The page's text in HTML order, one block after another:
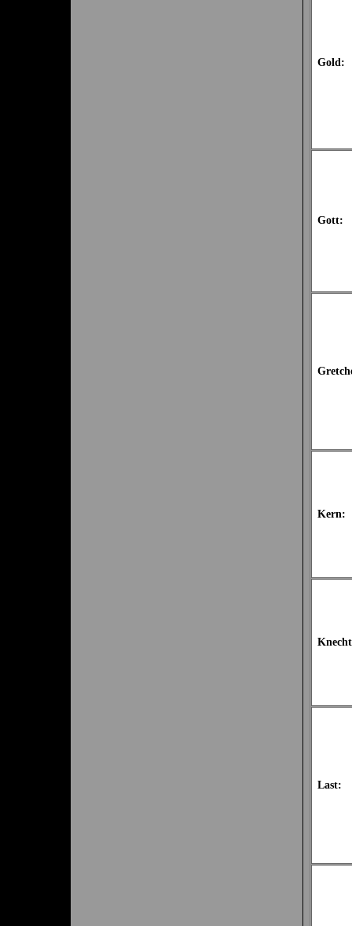
Gold:
Gott:
Kern:
Last: